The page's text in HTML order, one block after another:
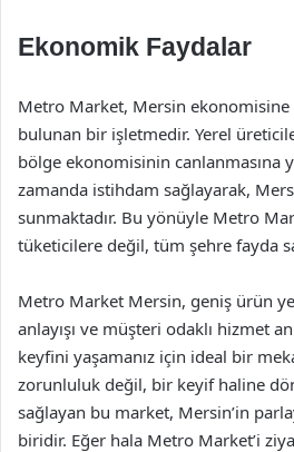
Ekonomik Faydalar
Metro Market, Mersin ekonomisine
bulunan bir işletmedir. Yerel
bölge ekonomisinin canlanmasına
zamanda istihdam sağlayarak,
sunmaktadır. Bu yönüyle Metro
tüketicilere değil, tüm şehre fayda
Metro Market Mersin, geniş ürün
anlayışı ve müşteri odaklı hizmet
keyfini yaşamanız için ideal bir
zorunluluk değil, bir keyif haline
sağlayan bu market, Mersin’in
biridir. Eğer hala Metro Market’i